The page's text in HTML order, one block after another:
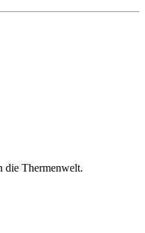
die Thermenwelt.